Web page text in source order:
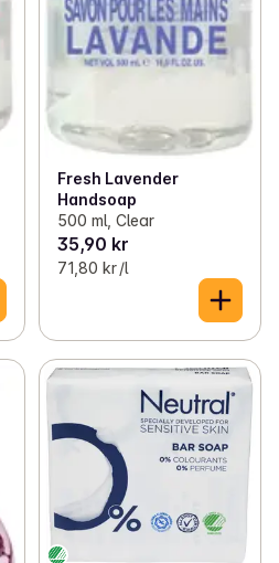
Fresh Lavender
Handsoap
500 ml, Clear
35,90 kr
71,80 kr /l